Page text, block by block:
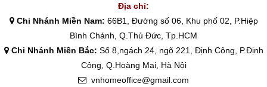
Địa chỉ:
Chi Nhánh Miền Nam: 66B1, Đường số 06, Khu phố 02, P.Hiệp
Bình Chánh, Q.Thủ Đức, Tp.HCM
Chi Nhánh Miền Bắc: Số 8,ngách 24, ngõ 221, Định Công, P.Định
Công, Q.Hoàng Mai, Hà Nội
vnhomeoffice@gmail.com